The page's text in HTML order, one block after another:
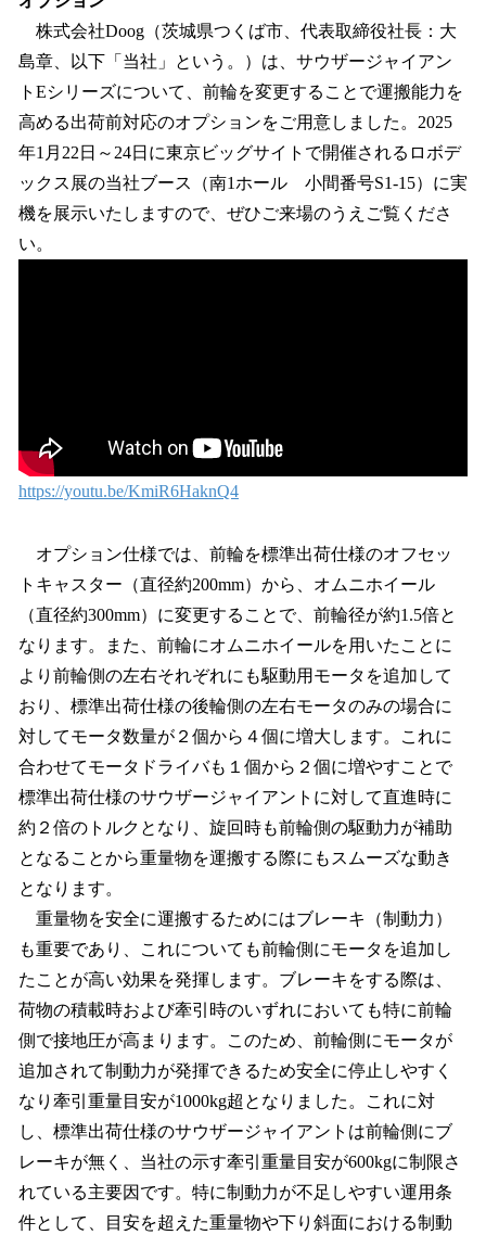
株式会社Doog（茨城県つくば市、代表取締役社長：大
島章、以下「当社」という。）は、サウザージャイアン
トEシリーズについて、前輪を変更することで運搬能力を
高める出荷前対応のオプションをご用意しました。2025
年1月22日～24日に東京ビッグサイトで開催されるロボデ
ックス展の当社ブース（南1ホール 小間番号S1-15）に実
機を展示いたしますので、ぜひご来場のうえご覧くださ
い。
https://youtu.be/KmiR6HaknQ4
オプション仕様では、前輪を標準出荷仕様のオフセッ
トキャスター（直径約200mm）から、オムニホイール
（直径約300mm）に変更することで、前輪径が約1.5倍と
なります。また、前輪にオムニホイールを用いたことに
より前輪側の左右それぞれにも駆動用モータを追加して
おり、標準出荷仕様の後輪側の左右モータのみの場合に
対してモータ数量が２個から４個に増大します。これに
合わせてモータドライバも１個から２個に増やすことで
標準出荷仕様のサウザージャイアントに対して直進時に
約２倍のトルクとなり、旋回時も前輪側の駆動力が補助
となることから重量物を運搬する際にもスムーズな動き
となります。
重量物を安全に運搬するためにはブレーキ（制動力）
も重要であり、これについても前輪側にモータを追加し
たことが高い効果を発揮します。ブレーキをする際は、
荷物の積載時および牽引時のいずれにおいても特に前輪
側で接地圧が高まります。このため、前輪側にモータが
追加されて制動力が発揮できるため安全に停止しやすく
なり牽引重量目安が1000kg超となりました。これに対
し、標準出荷仕様のサウザージャイアントは前輪側にブ
レーキが無く、当社の示す牽引重量目安が600kgに制限さ
れている主要因です。特に制動力が不足しやすい運用条
件として、目安を超えた重量物や下り斜面における制動